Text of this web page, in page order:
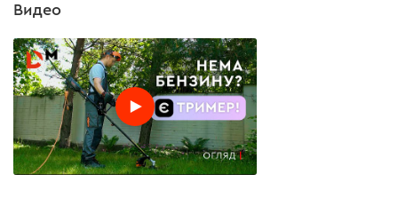
или леска — безопасней, чем работать ножами.
Однако эффективность работы будет ниже. Лучше
всегда подбирать расходники под определенные
задачи и комбинировать их использование.
Катушки с леской
Видео